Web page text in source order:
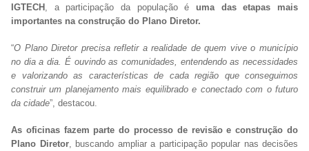
IGTECH , a participação da população é uma das etapas mais
importantes na construção do Plano Diretor.
“O Plano Diretor precisa refletir a realidade de quem vive o município
no dia a dia. É ouvindo as comunidades, entendendo as necessidades
e valorizando as características de cada região que conseguimos
construir um planejamento mais equilibrado e conectado com o futuro
da cidade”, destacou.
As oficinas fazem parte do processo de revisão e construção do
Plano Diretor, buscando ampliar a participação popular nas decisões